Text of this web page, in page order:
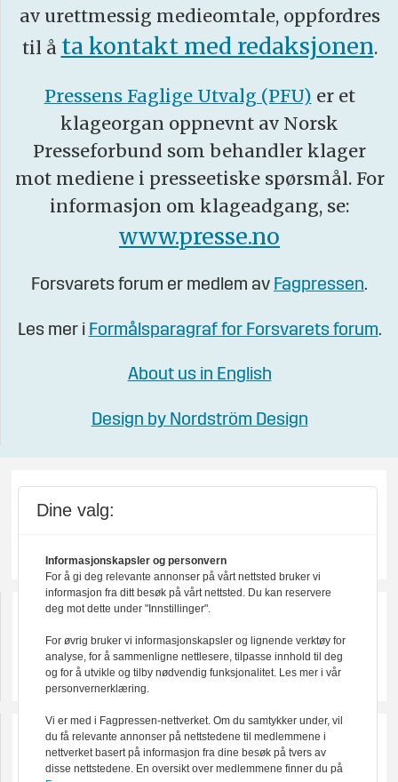
av urettmessig medieomtale, oppfordres
til å ta kontakt med redaksjonen.
Pressens Faglige Utvalg (PFU) er et
klageorgan oppnevnt av Norsk
Presseforbund som behandler klager
mot mediene i presseetiske spørsmål. For
informasjon om klageadgang, se:
www.presse.no
Forsvarets forum er medlem av Fagpressen.
Les mer i Formålsparagraf for Forsvarets forum.
About us in English
Design by Nordström Design
Dine valg:
Informasjonskapsler og personvern
For å gi deg relevante annonser på vårt nettsted bruker vi
informasjon fra ditt besøk på vårt nettsted. Du kan reservere
deg mot dette under "Innstillinger".
For øvrig bruker vi informasjonskapsler og lignende verktøy for
analyse, for å sammenligne nettlesere, tilpasse innhold til deg
og for å utvikle og tilby nødvendig funksjonalitet. Les mer i vår
personvernerklæring.
Vi er med i Fagpressen-nettverket. Om du samtykker under, vil
du få relevante annonser på nettstedene til medlemmene i
nettverket basert på informasjon fra dine besøk på tvers av
disse nettstedene. En oversikt over medlemmene finner du på